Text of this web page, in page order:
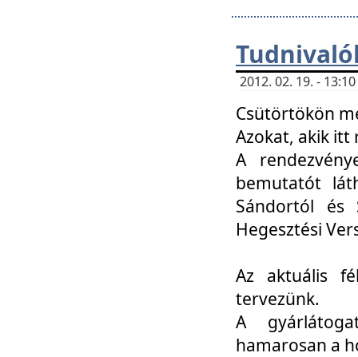
2012. 02. 19. -
Csütörtökön
Azokat, akik itt
A
bemutatót
Sándortól és
Hegesztési
Az aktuális
tervezünk.
A
hamarosan a